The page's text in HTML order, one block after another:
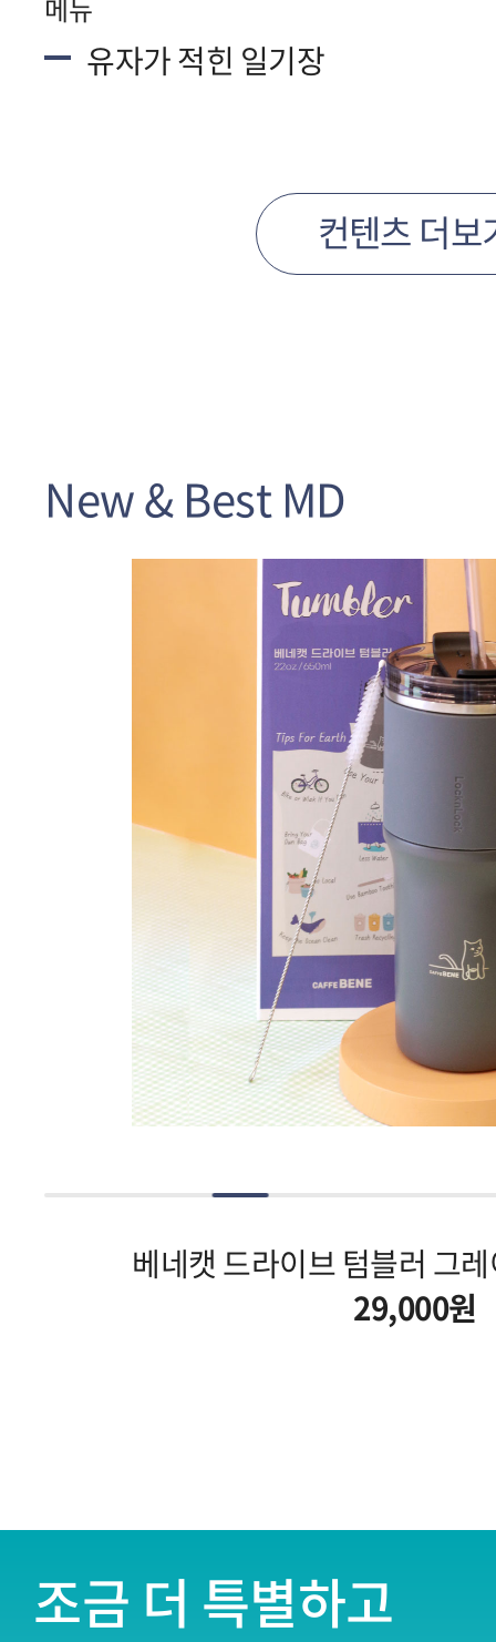
메뉴
유자가 적힌 일기장
컨텐츠 더보
New & Best MD
베네캣 드라이브 텀블러 그
29,000원
조금 더 특별하고